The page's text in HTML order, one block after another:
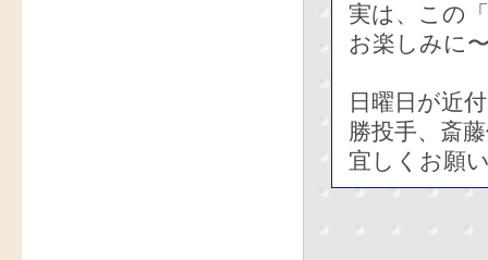
実は、この
お楽しみに
日曜日が近
勝投手、斎
宜しくお願